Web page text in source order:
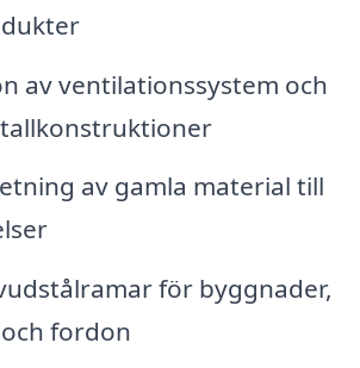
av ventilationssystem och
av gamla material till
för byggnader,
fordon